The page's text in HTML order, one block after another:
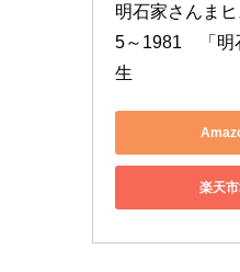
明石家さんま
5～1981　「明
生
楽天